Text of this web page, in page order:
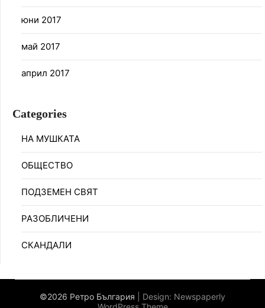
юни 2017
май 2017
април 2017
Categories
НА МУШКАТА
ОБЩЕСТВО
ПОДЗЕМЕН СВЯТ
РАЗОБЛИЧЕНИ
СКАНДАЛИ
©2026 Ретро България | Design: Newspaperly